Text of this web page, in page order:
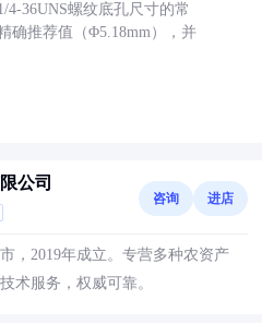
4-36UNS螺纹底孔尺寸的常
确推荐值（Φ5.18mm），并
公司
咨询 进店
，2019年成立。专营多种农资产
术服务，权威可靠。